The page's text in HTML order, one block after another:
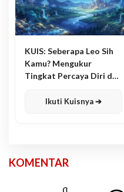
KUIS: Seberapa Leo Sih
Kamu? Mengukur
Tingkat Percaya Diri dan
Ikuti Kuisnya ➔
KOMENTAR